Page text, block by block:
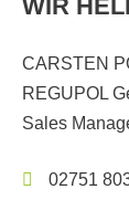
WIR
CARSTEN
REGUPOL
Sales
02751